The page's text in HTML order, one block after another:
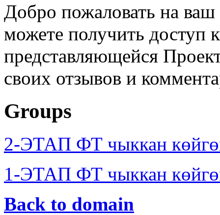
Добро пожаловать на
можете получить доступ
представляющейся
своих отзывов и
Groups
2-ЭТАП ФТ чыккан
1-ЭТАП ФТ чыккан
Back to domain